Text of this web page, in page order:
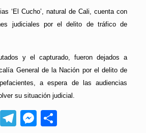
‘El Cucho’, natural de Cali, cuenta con
judiciales por el delito de tráfico de
y el capturado, fueron dejados a
General de la Nación por el delito de
a espera de las audiencias
su situación judicial.
X Telegram
Messenger